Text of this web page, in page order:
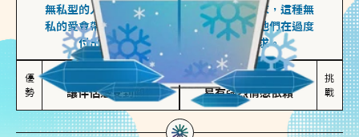
無私型的人傾向用心呵護、滿足另一半的需求，這種無
私的愛會帶來緊密的關係連結，但也可能讓他們在過度
付出中迷失自我，忽略自己真正的需求。
優
勢
讓伴侶感受到關懷
較難設立界線
易有強烈情感依賴
挑
戰